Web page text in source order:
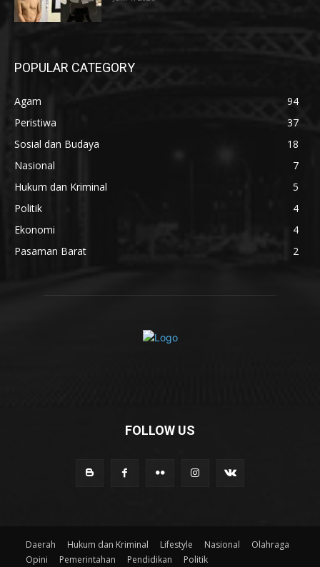
POPULAR CATEGORY
Agam
94
Peristiwa
37
Sosial dan Budaya
18
Nasional
7
Hukum dan Kriminal
5
Politik
4
Ekonomi
4
Pasaman Barat
2
FOLLOW US
Daerah Hukum dan Kriminal Lifestyle Nasional
Olahraga
Opini
Pemerintahan Pendidikan Politik